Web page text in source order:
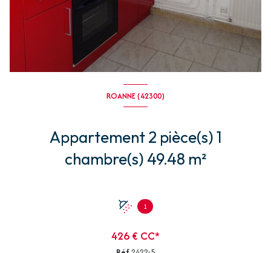
ROANNE (42300)
Appartement 2 pièce(s) 1
chambre(s) 49.48 m²
1
426 € CC*